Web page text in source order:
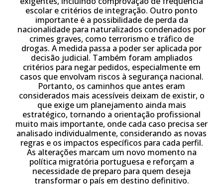
escolar e critérios de integração. Outro ponto
importante é a possibilidade de perda da
nacionalidade para naturalizados condenados por
crimes graves, como terrorismo e tráfico de
drogas. A medida passa a poder ser aplicada por
decisão judicial. Também foram ampliados
critérios para negar pedidos, especialmente em
casos que envolvam riscos à segurança nacional.
Portanto, os caminhos que antes eram
considerados mais acessíveis deixam de existir, o
que exige um planejamento ainda mais
estratégico, tornando a orientação profissional
muito mais importante, onde cada caso precisa ser
analisado individualmente, considerando as novas
regras e os impactos específicos para cada perfil.
As alterações marcam um novo momento na
política migratória portuguesa e reforçam a
necessidade de preparo para quem deseja
transformar o país em destino definitivo.